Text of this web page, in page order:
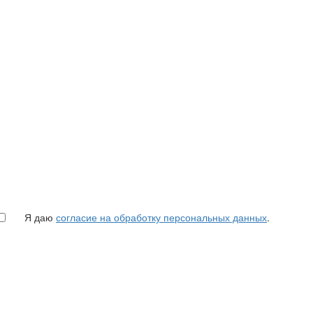
Я даю согласие на обработку персональных данных.